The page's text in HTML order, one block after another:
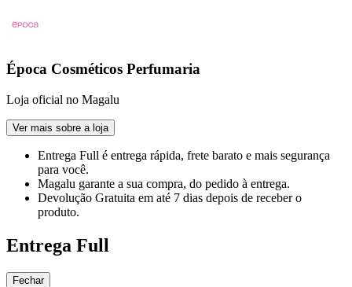
Época Cosméticos Perfumaria
Loja oficial no Magalu
Ver mais sobre a loja
Entrega Full é entrega rápida, frete barato e mais segurança
para você.
Magalu garante a sua compra, do pedido à entrega.
Devolução Gratuita em até 7 dias depois de receber o
produto.
Entrega Full
Fechar